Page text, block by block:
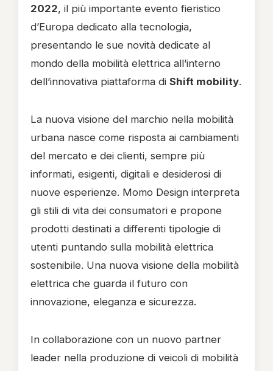
2022, il più importante evento fieristico
d’Europa dedicato alla tecnologia,
presentando le sue novità dedicate al
mondo della mobilità elettrica all’interno
dell’innovativa piattaforma di Shift mobility.
La nuova visione del marchio nella mobilità
urbana nasce come risposta ai cambiamenti
del mercato e dei clienti, sempre più
informati, esigenti, digitali e desiderosi di
nuove esperienze. Momo Design interpreta
gli stili di vita dei consumatori e propone
prodotti destinati a differenti tipologie di
utenti puntando sulla mobilità elettrica
sostenibile. Una nuova visione della mobilità
elettrica che guarda il futuro con
innovazione, eleganza e sicurezza.
In collaborazione con un nuovo partner
leader nella produzione di veicoli di mobilità